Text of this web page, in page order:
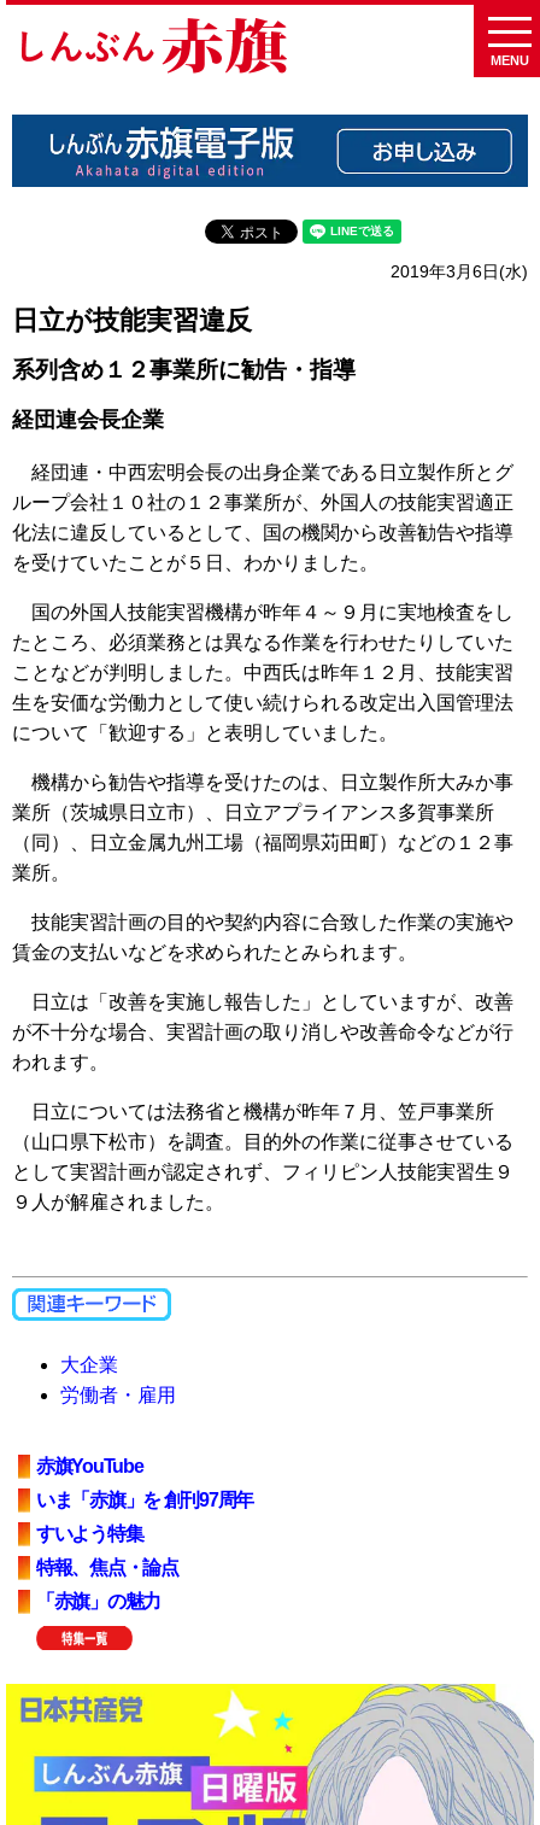
MENU
2019年3月6日(水)
日立が技能実習違反
系列含め１２事業所に勧告・指導
経団連会長企業
経団連・中西宏明会長の出身企業である日立製作所とグ
ループ会社１０社の１２事業所が、外国人の技能実習適正
化法に違反しているとして、国の機関から改善勧告や指導
を受けていたことが５日、わかりました。
国の外国人技能実習機構が昨年４～９月に実地検査をし
たところ、必須業務とは異なる作業を行わせたりしていた
ことなどが判明しました。中西氏は昨年１２月、技能実習
生を安価な労働力として使い続けられる改定出入国管理法
について「歓迎する」と表明していました。
機構から勧告や指導を受けたのは、日立製作所大みか事
業所（茨城県日立市）、日立アプライアンス多賀事業所
（同）、日立金属九州工場（福岡県苅田町）などの１２事
業所。
技能実習計画の目的や契約内容に合致した作業の実施や
賃金の支払いなどを求められたとみられます。
日立は「改善を実施し報告した」としていますが、改善
が不十分な場合、実習計画の取り消しや改善命令などが行
われます。
日立については法務省と機構が昨年７月、笠戸事業所
（山口県下松市）を調査。目的外の作業に従事させている
として実習計画が認定されず、フィリピン人技能実習生９
９人が解雇されました。
大企業
労働者・雇用
赤旗YouTube
いま「赤旗」を 創刊97周年
すいよう特集
特報、焦点・論点
「赤旗」の魅力